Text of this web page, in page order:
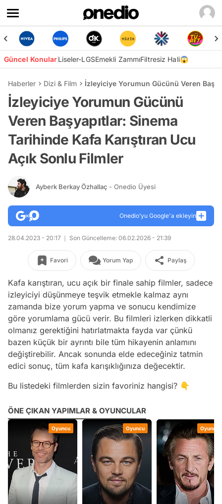
Güncel KonularLiseler-LGSEmekli ZammıFiltresiz Hali😱
Haberler Dizi & Film İzleyiciye Yorumun Gücünü Veren
İzleyiciye Yorumun Gücünü
Veren Başyapıtlar: Sinema
Tarihinde Kafa Karıştıran Ucu
Açık Sonlu Filmler
Ayberk Berkay Özhallaç - Onedio Üyesi
Onedio’yu Google'a ekleyin
28.04.2023 - 20:17 Son Güncelleme: 06.02.2026 - 21:39
Favori Yorum Yap Paylaş
Kafa karıştıran, ucu açık bir finale sahip filmler, sadece
izleyiciyi düşünmeye teşvik etmekle kalmaz aynı
zamanda bize yorum yapma ve sonucu kendimize
göre yorumlama gücü verir. Bu filmleri izlerken dikkatli
olmanız gerektiğini hatırlatmakta fayda var çünkü
bazen küçük bir ayrıntı bile tüm hikayenin anlamını
değiştirebilir. Ancak sonunda elde edeceğiniz tatmin
edici sonuç, tüm kafa karışıklığınıza değecektir.
Bu listedeki filmlerden sizin favoriniz hangisi? 👇
ÖNE ÇIKAN YAPIMLAR & OYUNCULAR
Oyuncu Oyuncu Oyuncu